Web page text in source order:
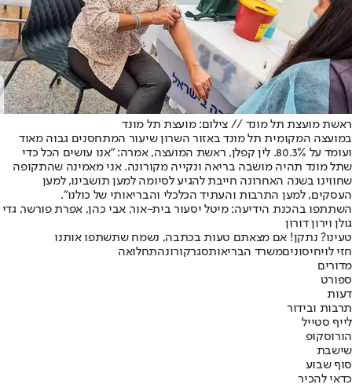
ראשת מועצת תל מונד // צילום: מועצת תל מונד
במועצה המקומית תל מונד באזור השרון שיעור המתחסנים גבוה מאוד
ועומד על 80.3%. לין קפלן, ראשת המועצה, אמרה: "אנו עושים הכל כדי
שתל מונד תהיה מושבה בריאה ונקייה מקורונה. אני מאמינה שהתקופה
שחווינו בשנה האחרונה חייבת להגיע לסיומה למען תושבינו, למען
העסקים, למען התרבות והעתיד הכלכלי והבריאותי של כולנו".
השתתפו בהכנת הידיעה: מיטל יסעור בית-אור, אבי כהן, אפרת פורשר, גדי
גולן וירון דורון
טעינו? נתקן! אם מצאתם טעות בכתבה, נשמח שתשתפו אותנו
חזי לויחיסוניםמשרד הבריאותסגרקורונהתחלואה
מדורים
ספורט
דעות
תרבות ובידור
לייף סטייל
הורוסקופ
שישבת
סוף שבוע
כדאי להכיר